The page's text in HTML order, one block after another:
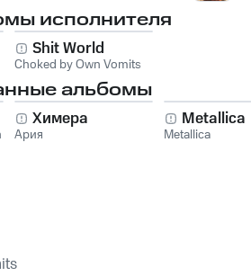
исполнителя
Shit World
Choked by Own Vomits
альбомы
Химера
Ария
Metallica
Metallica